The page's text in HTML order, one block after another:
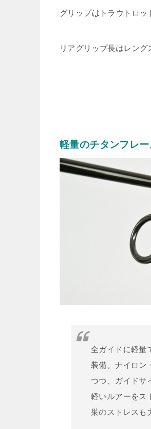
グリップはトラウトロッ
リアグリップ長はレン
軽量のチタンフレ
全ガイドに軽量
装備。ナイロン
つつ、ガイドサ
軽いルアーをス
巣のストレスも